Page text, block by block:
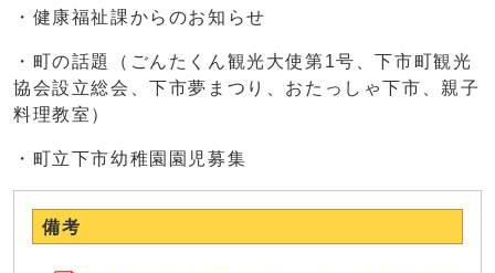
・健康福祉課からのお知らせ
・町の話題（ごんたくん観光大使第1号、下市町観光
協会設立総会、下市夢まつり、おたっしゃ下市、親子
料理教室）
・町立下市幼稚園園児募集
備考